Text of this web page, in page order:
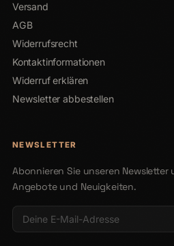
Versand
AGB
Widerrufsrecht
Kontaktinformationen
Widerruf erklären
Newsletter abbestellen
NEWSLETTER
Abonnieren Sie unseren
Angebote und Neuigkeiten.